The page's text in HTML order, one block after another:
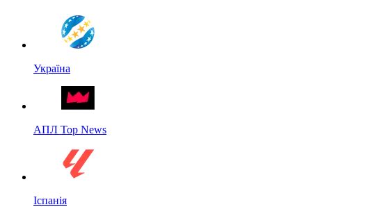
Україна
АПЛ Top News
Іспанія